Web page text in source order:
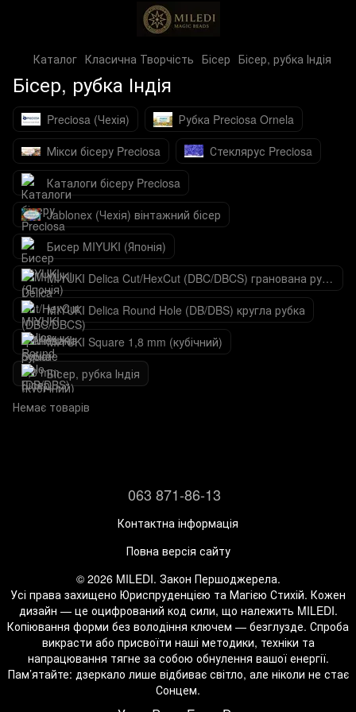
Каталог Класична Творчість Бісер Бісер, рубка Індія
Бісер, рубка Індія
Preciosa (Чехія)
Рубка Preciosa Ornela
Мікси бісеру Preciosa
Стеклярус Preciosa
Каталоги бісеру Preciosa
Jablonex (Чехія) вінтажний бісер
Бисер MIYUKI (Японія)
MIYUKI Delica Cut/HexCut (DBC/DBCS) гранована рубка
MIYUKI Delica Round Hole (DB/DBS) кругла рубка
MIYUKI Square 1,8 mm (кубічний)
Бісер, рубка Індія
Немає товарів
063 871-86-13
Контактна інформація
Повна версія сайту
© 2026 MILEDI. Закон Першоджерела.
Усі права захищено Юриспруденцією та Магією Стихій. Кожен
дизайн — це оцифрований код сили, що належить MILEDI.
Копіювання форми без володіння ключем — безглузде. Спроба
викрасти або присвоїти наші методики, техніки та
напрацювання тягне за собою обнулення вашої енергії.
Пам’ятайте: дзеркало лише відбиває світло, але ніколи не стає
Сонцем.